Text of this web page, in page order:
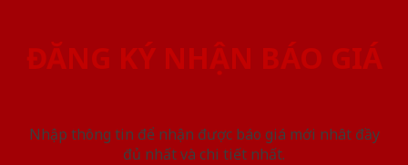
ĐĂNG KÝ NHẬN BÁO GIÁ
Nhập thông tin để nhận được báo giá mới nhât đầy
đủ nhất và chi tiết nhất.